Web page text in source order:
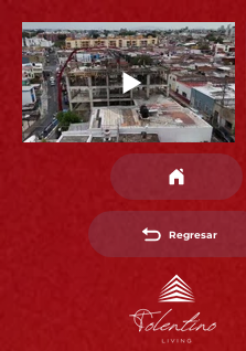
Regresar